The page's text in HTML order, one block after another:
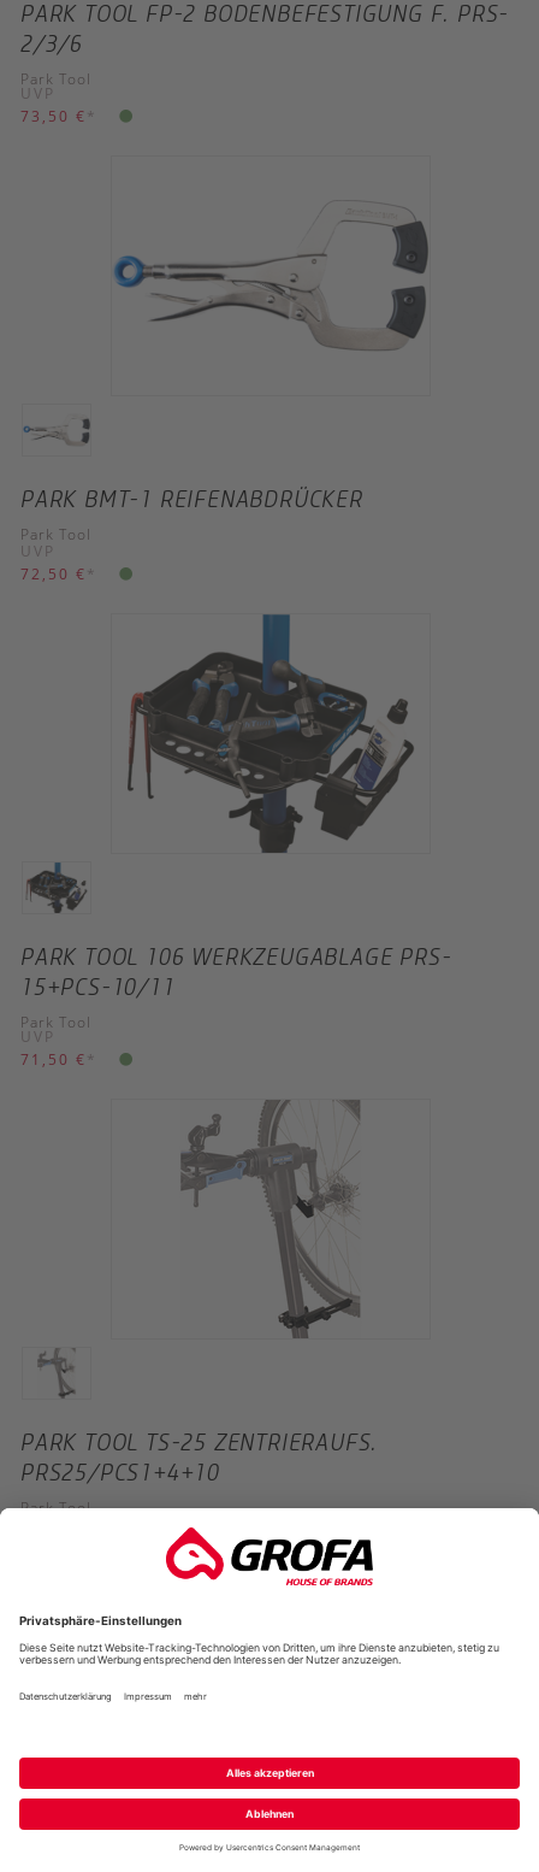
PARK TOOL FP-2 BODENBEFESTIGUNG F. PRS-
2/3/6
Park Tool
UVP
73,50 € *
PARK BMT-1 REIFENABDRÜCKER
Park Tool
UVP
72,50 € *
PARK TOOL 106 WERKZEUGABLAGE PRS-
15+PCS-10/11
Park Tool
UVP
71,50 € *
PARK TOOL TS-25 ZENTRIERAUFS.
PRS25/PCS1+4+10
Park Tool